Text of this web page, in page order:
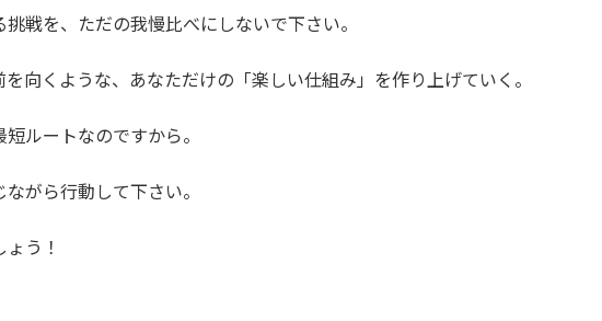
戦を、ただの我慢比べにしないで下さい。
向くような、あなただけの「楽しい仕組み」を作り上げていく。
ルートなのですから。
がら行動して下さい。
う！